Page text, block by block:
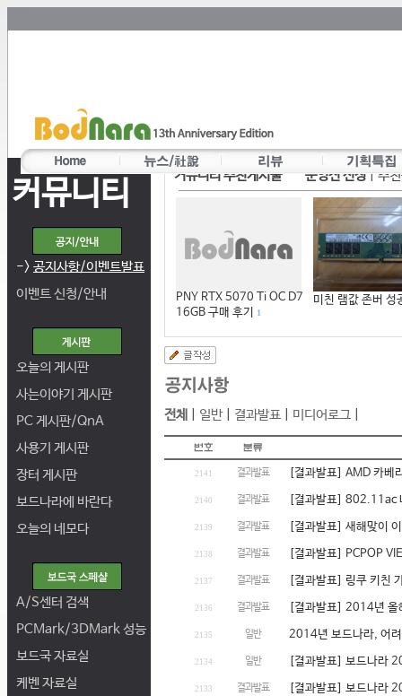
커뮤니티
-> 공지사항/이벤트발표
이벤트 신청/안내
오늘의 게시판
사는이야기 게시판
PC 게시판/QnA
사용기 게시판
장터 게시판
보드나라에 바란다
오늘의 네모다
A/S센터 검색
PCMark/3DMark 성능
보드국 자료실
케벤 자료실
커뮤니티 추천게시물 운영진 선정|추
PNY RTX 5070 Ti OC D7
16GB 구매 후기
1
미친 램값 존버 성
전체 일반| 결과발표 미디어로그
2141 결과발표 [결과발표] AMD 카
2140 결과발표 [결과발표] 802.11ac
2139 결과발표 [결과발표] 새해맞이
2138 결과발표 [결과발표] PCPOP
2137 결과발표 [결과발표] 링쿠 키친
2136 결과발표 [결과발표] 2014년 올
2135 일반 2014년 보드나라, 어
2134 일반 [결과발표] 보드나라
2133 결과발표 [결과발표] 보드나라